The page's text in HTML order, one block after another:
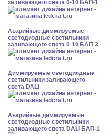
заливающего света 0-10 БАП-1
Аварийные диммируемые
светодиодные светильники
заливающего света 0-10 БАП-3
Диммируемые светодиодные
светильники заливающего
света DALI
Аварийные диммируемые
светодиодные светильники
заливающего света DALI БАП-1